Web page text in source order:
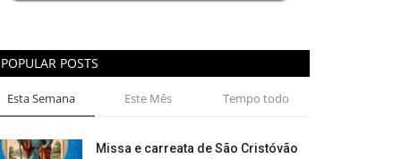
POPULAR POSTS
Esta Semana Este Mês Tempo todo
Missa e carreata de São Cristóvão